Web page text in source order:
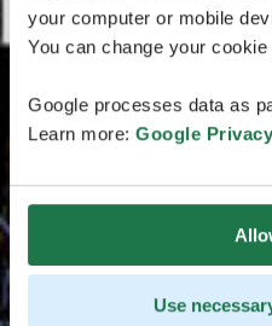
your computer or mobile
You can change your
Google processes data as
Learn more: Google
Use